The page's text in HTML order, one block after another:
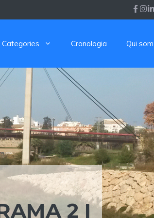
Categories Cronologia Qui som
2 I